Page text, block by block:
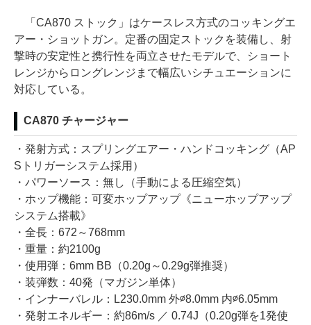
「CA870 ストック」はケースレス方式のコッキングエ
アー・ショットガン。定番の固定ストックを装備し、射
撃時の安定性と携行性を両立させたモデルで、ショート
レンジからロングレンジまで幅広いシチュエーションに
対応している。
CA870 チャージャー
・発射方式：スプリングエアー・ハンドコッキング（AP
Sトリガーシステム採用）
・パワーソース：無し（手動による圧縮空気）
・ホップ機能：可変ホップアップ《ニューホップアップ
システム搭載》
・全長：672～768mm
・重量：約2100g
・使用弾：6mm BB（0.20g～0.29g弾推奨）
・装弾数：40発（マガジン単体）
・インナーバレル：L230.0mm 外∅8.0mm 内∅6.05mm
・発射エネルギー：約86m/s ／ 0.74J（0.20g弾を1発使